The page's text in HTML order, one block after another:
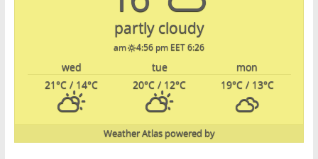
partly cloudy
6:26 am
4:56 pm EET
mon
tue
wed
19°C/ 13°C
20°C / 12°C
21°C / 14°C
powered by
Weather Atlas